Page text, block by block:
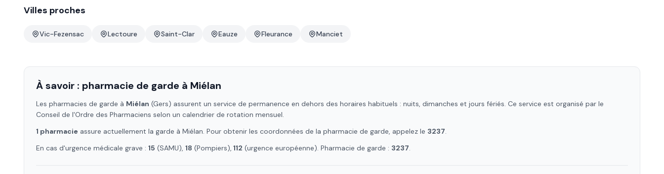
Villes proches
Vic-Fezensac Lectoure Saint-Clar Eauze Fleurance Manciet
À savoir : pharmacie de garde à Miélan
Les pharmacies de garde à Miélan (Gers) assurent un service de permanence en dehors des horaires habituels : nuits, dimanches et jours fériés. Ce service est organisé par le
Conseil de l'Ordre des Pharmaciens selon un calendrier de rotation mensuel.
1 pharmacie assure actuellement la garde à Miélan. Pour obtenir les coordonnées de la pharmacie de garde, appelez le 3237.
En cas d'urgence médicale grave : 15 (SAMU), 18 (Pompiers), 112 (urgence européenne). Pharmacie de garde : 3237.